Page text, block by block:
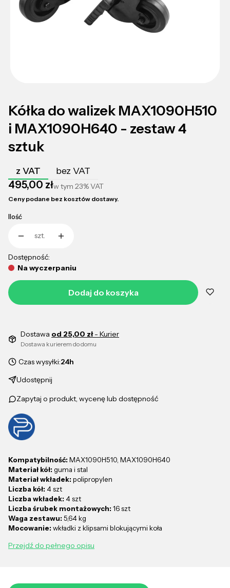
Kółka do walizek MAX1090H510
i MAX1090H640 - zestaw 4
sztuk
z VAT bez VAT
Cena
495,00 złw tym 23%VAT
Ceny podane bez kosztów dostawy.
Ilość
szt.
Dostępność:
Na wyczerpaniu
Dodaj do koszyka
Dostawa od 25,00 zł- Kurier
Dostawa kurierem do domu
Czas wysyłki:24h
Udostępnij
Zapytaj o produkt, wycenę lub dostępność
Kompatybilność: MAX1090H510, MAX1090H640
Materiał kół: guma i stal
Materiał wkładek: polipropylen
Liczba kół: 4 szt
Liczba wkładek: 4 szt
Liczba śrubek montażowych: 16 szt
Waga zestawu: 5,64 kg
Mocowanie: wkładki z klipsami blokującymi koła
Przejdź do pełnego opisu